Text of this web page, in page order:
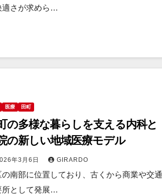
適さが求めら…
医療 田町
の多様な暮らしを支える内科と
の新しい地域医療モデル
年3月6日 GIRARDO
の南部に位置しており、古くから商業や交通
所として発展…